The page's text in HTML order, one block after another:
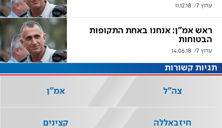
ערוץ 7 11.12.18
ראש אמ"ן: אנחנו באחת התקופות
הבטוחות
ערוץ 7 14.06.18
תגיות קשורות
צה"ל אמ"ן
חיזבאללה קצינים